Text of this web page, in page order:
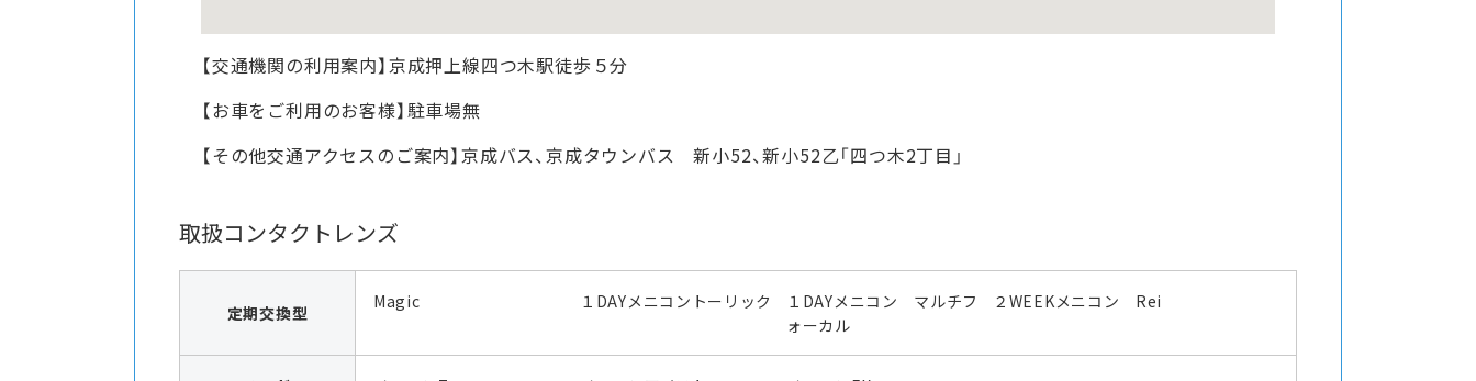
【交通機関の利用案内】京成押上線四つ木駅徒歩５分
【お車をご利用のお客様】駐車場無
【その他交通アクセスのご案内】京成バス、京成タウンバス 新小52、新小52乙「四つ木2丁目」
取扱コンタクトレンズ
定期交換型
Magic １DAYメニコントーリック
１DAYメニコン マルチフ
ォーカル
２WEEKメニコン Rei